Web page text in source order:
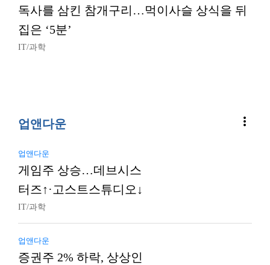
독사를 삼킨 참개구리…먹이사슬 상식을 뒤
집은 ‘5분’
IT/과학
업앤다운 more_vert
업앤다운
게임주 상승…데브시스
터즈↑·고스트스튜디오↓
IT/과학
업앤다운
증권주 2% 하락, 상상인